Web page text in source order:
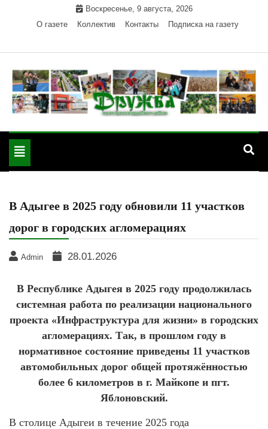
Воскресенье, 9 августа, 2026
О газете
Коллектив Контакты Подписка на газету
"Дружба" — газета
Красногвардейского района Республики Адыгея
Toggle
navigation
В Адыгее в 2025 году обновили 11 участков
дорог в городских агломерациях
Admin 28.01.2026
В Республике Адыгея в 2025 году продолжилась
системная работа по реализации национального
проекта «Инфраструктура для жизни» в городских
агломерациях. Так, в прошлом году в
нормативное состояние приведены 11 участков
автомобильных дорог общей протяжённостью
более 6 километров в г. Майкопе и пгт.
Яблоновский.
В столице Адыгеи в течение 2025 года